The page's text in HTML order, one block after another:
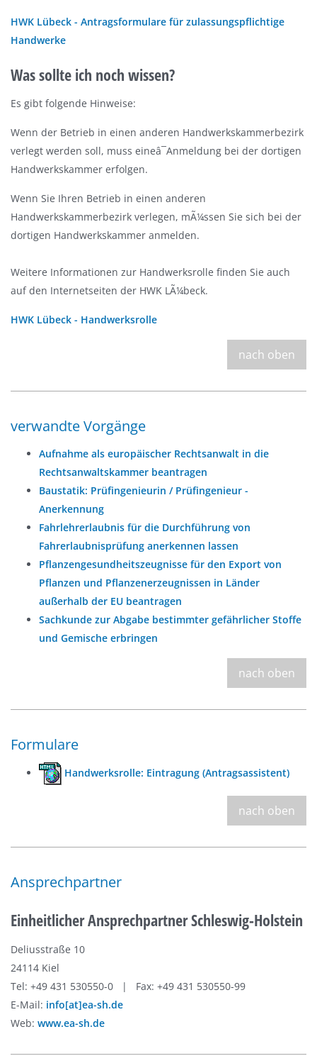
HWK Lübeck - Antragsformulare für zulassungspflichtige
Handwerke
Was sollte ich noch wissen?
Es gibt folgende Hinweise:
Wenn der Betrieb in einen anderen Handwerkskammerbezirk
verlegt werden soll, muss eineâ¯Anmeldung bei der dortigen
Handwerkskammer erfolgen.
Wenn Sie Ihren Betrieb in einen anderen
Handwerkskammerbezirk verlegen, mÃ¼ssen Sie sich bei der
dortigen Handwerkskammer anmelden.
Weitere Informationen zur Handwerksrolle finden Sie auch
auf den Internetseiten der HWK LÃ¼beck.
HWK Lübeck - Handwerksrolle
nach oben
verwandte Vorgänge
Aufnahme als europäischer Rechtsanwalt in die
Rechtsanwaltskammer beantragen
Baustatik: Prüfingenieurin / Prüfingenieur -
Anerkennung
Fahrlehrerlaubnis für die Durchführung von
Fahrerlaubnisprüfung anerkennen lassen
Pflanzengesundheitszeugnisse für den Export von
Pflanzen und Pflanzenerzeugnissen in Länder
außerhalb der EU beantragen
Sachkunde zur Abgabe bestimmter gefährlicher Stoffe
und Gemische erbringen
nach oben
Formulare
Handwerksrolle: Eintragung (Antragsassistent)
nach oben
Ansprechpartner
Einheitlicher Ansprechpartner Schleswig-Holstein
Deliusstraße 10
24114 Kiel
Tel: +49 431 530550-0 | Fax: +49 431 530550-99
E-Mail: info[at]ea-sh.de
Web: www.ea-sh.de